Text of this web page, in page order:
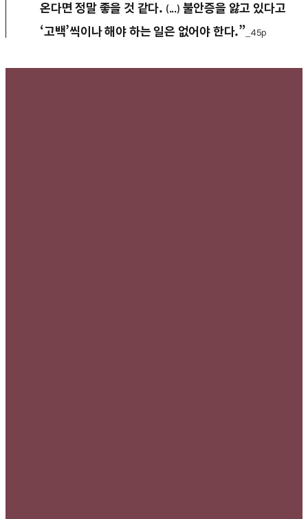
온다면 정말 좋을 것 같다. (...) 불안증을 앓고 있다고
‘고백’씩이나 해야 하는 일은 없어야 한다.” _45p